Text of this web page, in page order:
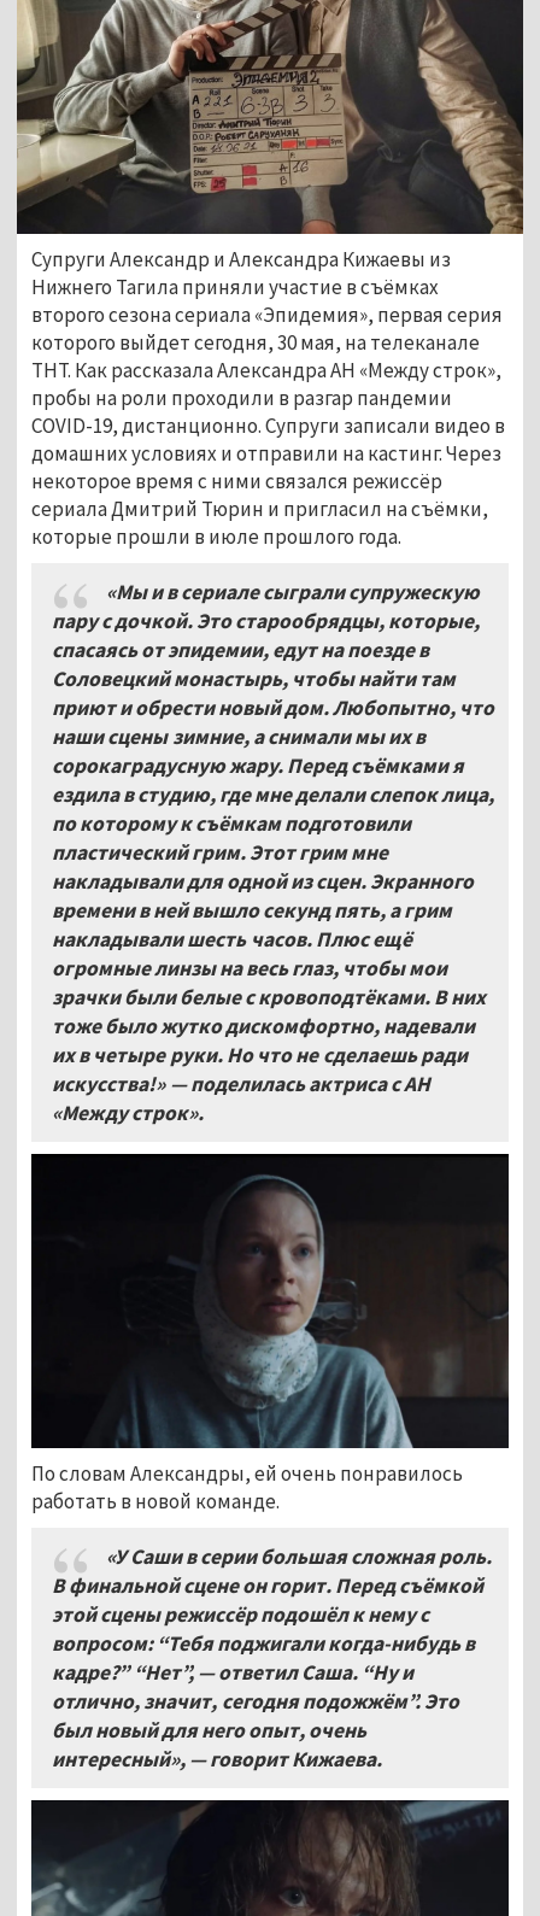
Супруги Александр и Александра Кижаевы из
Нижнего Тагила приняли участие в съёмках
второго сезона сериала «Эпидемия», первая серия
которого выйдет сегодня, 30 мая, на телеканале
ТНТ. Как рассказала Александра АН «Между строк»,
пробы на роли проходили в разгар пандемии
COVID-19, дистанционно. Супруги записали видео в
домашних условиях и отправили на кастинг. Через
некоторое время с ними связался режиссёр
сериала Дмитрий Тюрин и пригласил на съёмки,
которые прошли в июле прошлого года.
«Мы и в сериале сыграли супружескую
пару с дочкой. Это старообрядцы, которые,
спасаясь от эпидемии, едут на поезде в
Соловецкий монастырь, чтобы найти там
приют и обрести новый дом. Любопытно, что
наши сцены зимние, а снимали мы их в
сорокаградусную жару. Перед съёмками я
ездила в студию, где мне делали слепок лица,
по которому к съёмкам подготовили
пластический грим. Этот грим мне
накладывали для одной из сцен. Экранного
времени в ней вышло секунд пять, а грим
накладывали шесть часов. Плюс ещё
огромные линзы на весь глаз, чтобы мои
зрачки были белые с кровоподтёками. В них
тоже было жутко дискомфортно, надевали
их в четыре руки. Но что не сделаешь ради
искусства!» — поделилась актриса с АН
«Между строк».
По словам Александры, ей очень понравилось
работать в новой команде.
«У Саши в серии большая сложная роль.
В финальной сцене он горит. Перед съёмкой
этой сцены режиссёр подошёл к нему с
вопросом: “Тебя поджигали когда-нибудь в
кадре?” “Нет”, — ответил Саша. “Ну и
отлично, значит, сегодня подожжём”. Это
был новый для него опыт, очень
интересный», — говорит Кижаева.